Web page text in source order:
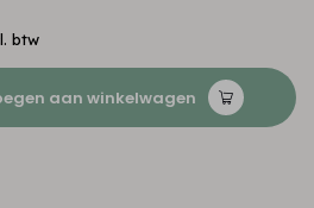
btw
aan winkelwagen